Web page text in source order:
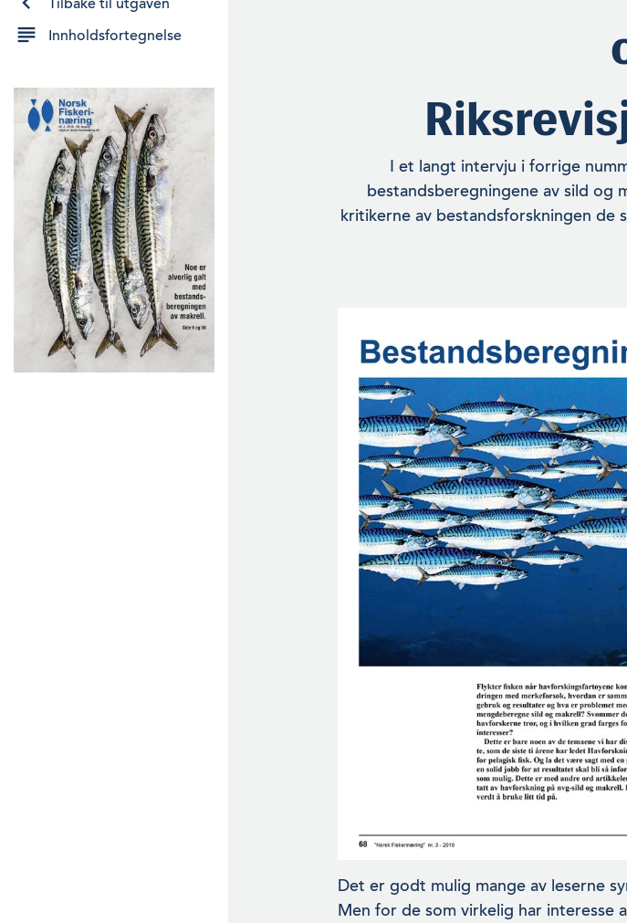
Tilbake til utgaven
Innholdsfortegnelse
I et langt intervju i forrige
bestandsberegningene av sild og
kritikerne av bestandsforskningen de
Det er godt mulig mange av leserne
Men for de som virkelig har interesse